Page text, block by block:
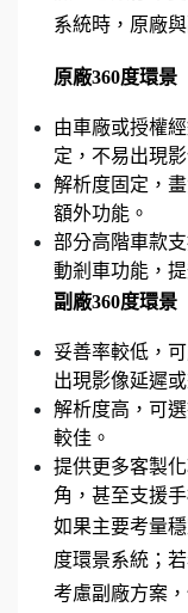
系統時，原廠
原廠360度環景
由車廠或授權
定，不易出現
解析度固定，
額外功能。
部分高階車款
動剎車功能，
副廠360度環景
妥善率較低，
出現影像延遲
解析度高，可
較佳。
提供更多客製
角，甚至支援
如果主要考量
度環景系統；
考慮副廠方案